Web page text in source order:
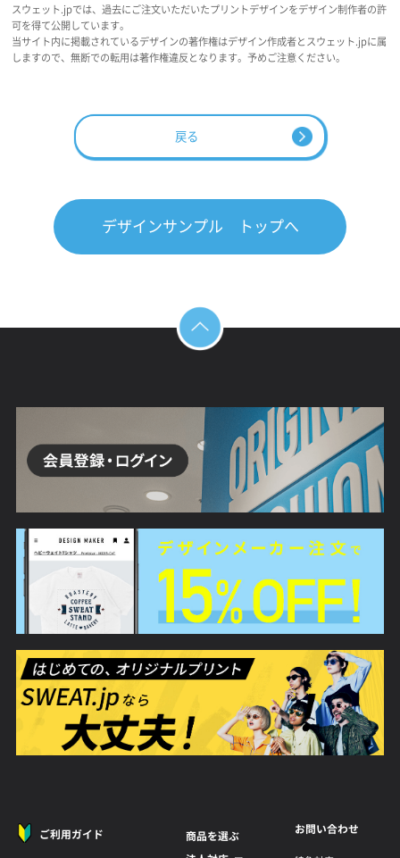
スウェット.jpでは、過去にご注文いただいたプリントデザインをデザイン制作者の許
可を得て公開しています。
当サイト内に掲載されているデザインの著作権はデザイン作成者とスウェット.jpに属
しますので、無断での転用は著作権違反となります。予めご注意ください。
戻る
デザインサンプル トップへ
ご利用ガイド 商品を選ぶ
お問い合わせ